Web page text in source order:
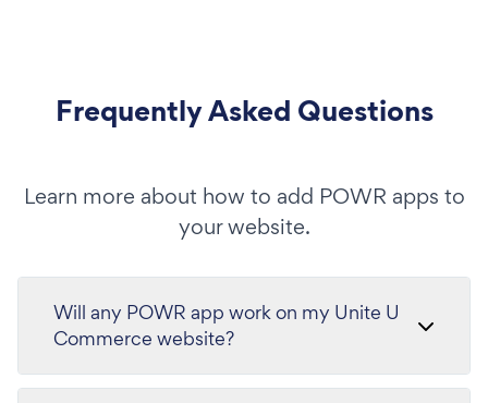
Frequently Asked Questions
Learn more about how to add POWR apps to
your website.
Will any POWR app work on my Unite U
Commerce website?